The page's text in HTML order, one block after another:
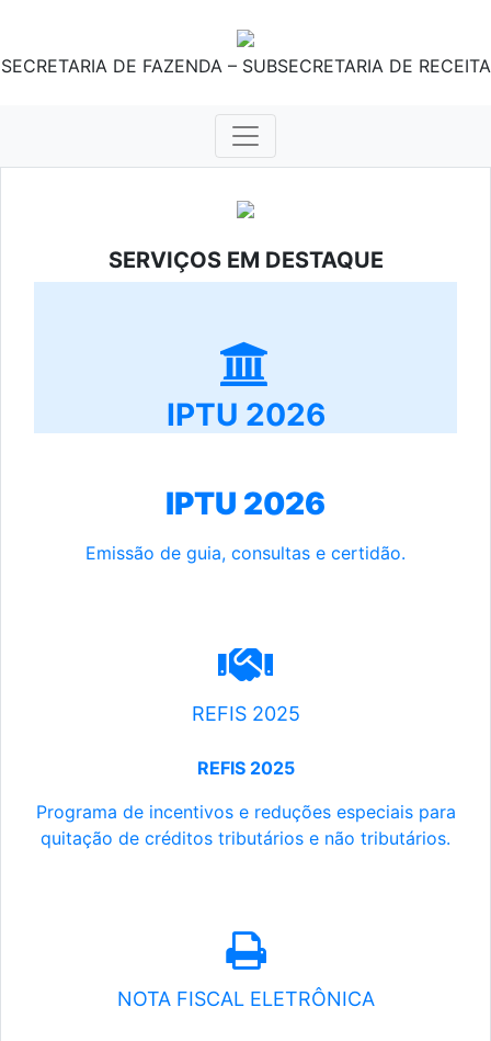
SECRETARIA DE FAZENDA – SUBSECRETARIA DE RECEITA
SERVIÇOS EM DESTAQUE
IPTU 2026
IPTU 2026
Emissão de guia, consultas e certidão.
REFIS 2025
REFIS 2025
Programa de incentivos e reduções especiais para
quitação de créditos tributários e não tributários.
NOTA FISCAL ELETRÔNICA